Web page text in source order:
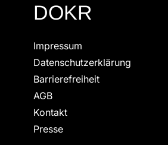
DOKR
Impressum
Datenschutzerklärung
Barrierefreiheit
AGB
Kontakt
Presse